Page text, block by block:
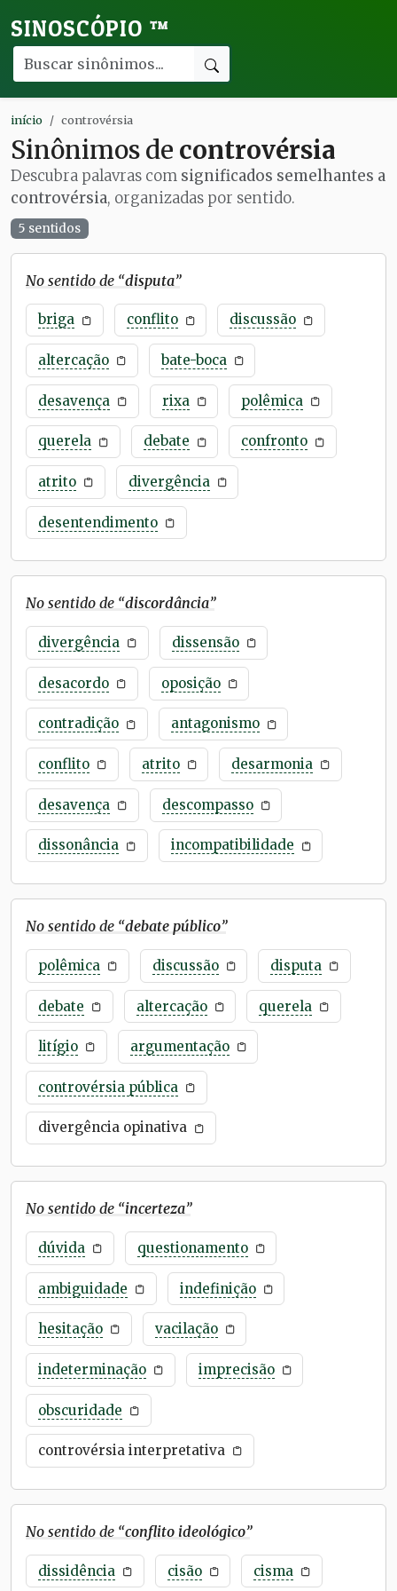
SINOSCÓPIO ™
início controvérsia
Sinônimos de controvérsia
Descubra palavras com significados semelhantes a
controvérsia, organizadas por sentido.
5 sentidos
No sentido de “disputa”
briga conflito discussão
altercação bate-boca
desavença rixa polêmica
querela debate confronto
atrito divergência
desentendimento
No sentido de “discordância”
divergência dissensão
desacordo oposição
contradição antagonismo
conflito atrito desarmonia
desavença descompasso
dissonância incompatibilidade
No sentido de “debate público”
polêmica discussão disputa
debate altercação querela
litígio argumentação
controvérsia pública
divergência opinativa
No sentido de “incerteza”
dúvida questionamento
ambiguidade indefinição
hesitação vacilação
indeterminação imprecisão
obscuridade
controvérsia interpretativa
No sentido de “conflito ideológico”
dissidência cisão cisma